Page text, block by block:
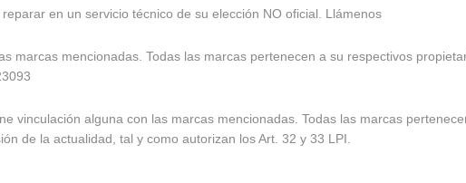
en un servicio técnico de su elección NO oficial. Llámenos
marcas mencionadas. Todas las marcas pertenecen a su respectivos
vinculación alguna con las marcas mencionadas. Todas las marcas
de la actualidad, tal y como autorizan los Art. 32 y 33 LPI.